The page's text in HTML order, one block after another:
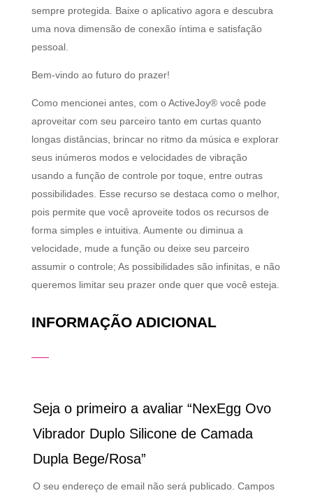
sempre protegida. Baixe o aplicativo agora e descubra
uma nova dimensão de conexão íntima e satisfação
pessoal.
Bem-vindo ao futuro do prazer!
Como mencionei antes, com o ActiveJoy® você pode
aproveitar com seu parceiro tanto em curtas quanto
longas distâncias, brincar no ritmo da música e explorar
seus inúmeros modos e velocidades de vibração
usando a função de controle por toque, entre outras
possibilidades. Esse recurso se destaca como o melhor,
pois permite que você aproveite todos os recursos de
forma simples e intuitiva. Aumente ou diminua a
velocidade, mude a função ou deixe seu parceiro
assumir o controle; As possibilidades são infinitas, e não
queremos limitar seu prazer onde quer que você esteja.
INFORMAÇÃO ADICIONAL
Seja o primeiro a avaliar “NexEgg Ovo
Vibrador Duplo Silicone de Camada
Dupla Bege/Rosa”
O seu endereço de email não será publicado. Campos